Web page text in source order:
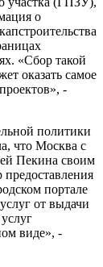
о
«Сбор такой
оказать самое
-
политики
что Москва с
Пекина своим
портале
от выдачи
виде», -